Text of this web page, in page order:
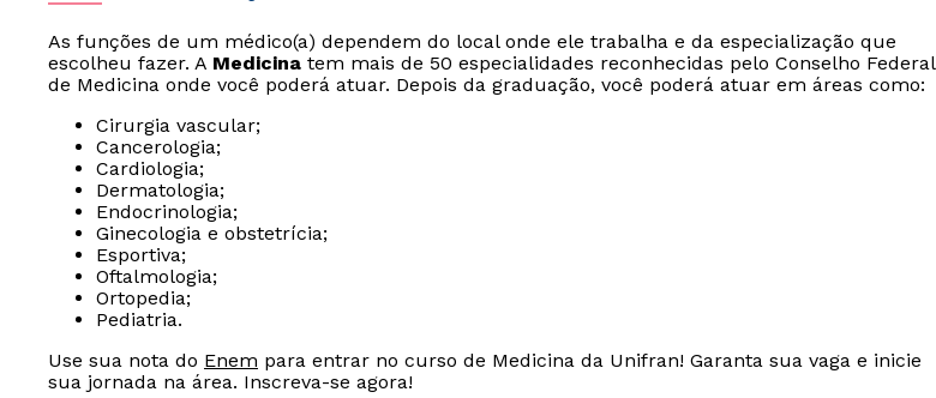
As funções de um médico(a) dependem do local onde ele trabalha e da especialização que
escolheu fazer. A Medicina tem mais de 50 especialidades reconhecidas pelo Conselho Federal
de Medicina onde você poderá atuar. Depois da graduação, você poderá atuar em áreas como:
Cirurgia vascular;
Cancerologia;
Cardiologia;
Dermatologia;
Endocrinologia;
Ginecologia e obstetrícia;
Esportiva;
Oftalmologia;
Ortopedia;
Pediatria.
Use sua nota do Enem para entrar no curso de Medicina da Unifran! Garanta sua vaga e inicie
sua jornada na área. Inscreva-se agora!